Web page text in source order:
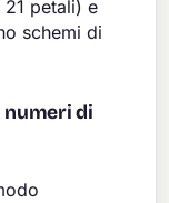
petali) e
schemi di
numeri di